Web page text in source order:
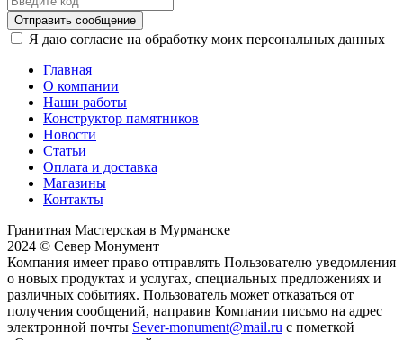
Отправить сообщение
Я даю согласие на обработку моих персональных данных
Главная
О компании
Наши работы
Конструктор памятников
Новости
Статьи
Оплата и доставка
Магазины
Контакты
Гранитная Мастерская в Мурманске
2024 © Север Монумент
Компания имеет право отправлять Пользователю уведомления
о новых продуктах и услугах, специальных предложениях и
различных событиях. Пользователь может отказаться от
получения сообщений, направив Компании письмо на адрес
электронной почты Sever-monument@mail.ru с пометкой